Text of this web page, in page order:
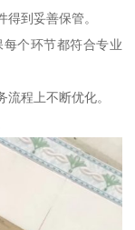
到妥善保管。
个环节都符合专业
程上不断优化。